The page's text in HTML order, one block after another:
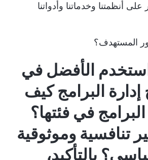
أنظمتنا وخدماتنا وأدواتنا
المستهدف؟
3: استخدم الأفضل في
إدارة البرامجكيف
في فئتها؟
وموثوقية
بالتأكيد،